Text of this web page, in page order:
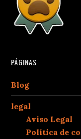
PÁGINAS
Blog
legal
Aviso Legal
Política de